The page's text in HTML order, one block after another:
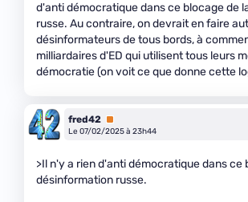
d'anti démocratique dans ce blocage de
russe. Au contraire, on devrait en faire
désinformateurs de tous bords, à
milliardaires d'ED qui utilisent tous leurs
démocratie (on voit ce que donne cette
fred42 Premium
Le 07/02/2025 à 23h44
>Il n'y a rien d'anti démocratique dans ce
désinformation russe.